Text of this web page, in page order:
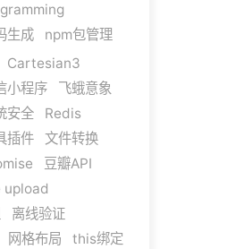
生成 npm包管理
Cartesian3
小程序
飞蛾意象
安全
Redis
插件
文件转换
豆瓣API
upload
离线验证
网格布局
this绑定